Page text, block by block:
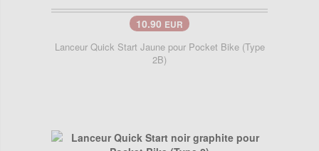
10.90 EUR
Lanceur Quick Start Jaune pour Pocket Bike (Type
2B)